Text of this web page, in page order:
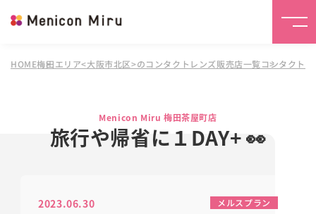
HOME梅田エリア<大阪市北区>のコンタクトレンズ販売店一覧コンタクト
Menicon Miru 梅田茶屋町店
旅行や帰省に１DAY+ 👀
2023.06.30 メルスプラン